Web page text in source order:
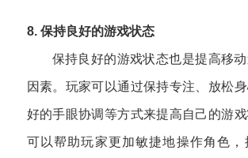
8. 保持良好的游戏状态
保持良好的游戏状态也是提高移
因素。玩家可以通过保持专注、放松
好的手眼协调等方式来提高自己的游
可以帮助玩家更加敏捷地操作角色，